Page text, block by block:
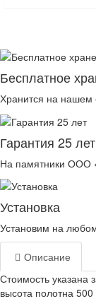
Бесплатное
Хранится на нашем
Гарантия 25 лет
На памятники ООО
Установка
Установим на
Описание
Стоимость указана
высота полотна